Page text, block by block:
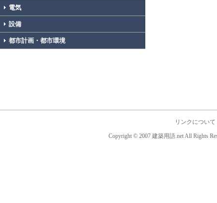
電気
設備
都市計画・都市環境
リンクについて
Copyright © 2007 建築用語.net All Rights